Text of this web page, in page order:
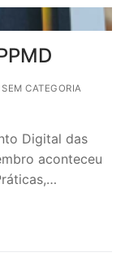
SEM CATEGORIA
Digital das
aconteceu